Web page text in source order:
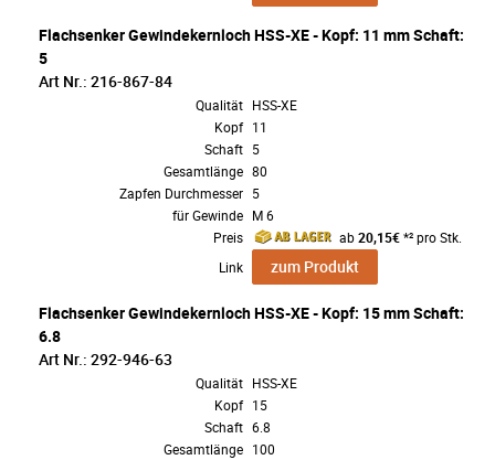
Flachsenker Gewindekernloch HSS-XE - Kopf: 11 mm Schaft:
5
Art Nr.: 216-867-84
Qualität HSS-XE
Kopf 11
Schaft 5
Gesamtlänge 80
Zapfen Durchmesser 5
für Gewinde M 6
Preis
ab20,15€*² pro Stk.
Link
zum Produkt
Flachsenker Gewindekernloch HSS-XE - Kopf: 15 mm Schaft:
6.8
Art Nr.: 292-946-63
Qualität HSS-XE
Kopf 15
Schaft 6.8
Gesamtlänge 100